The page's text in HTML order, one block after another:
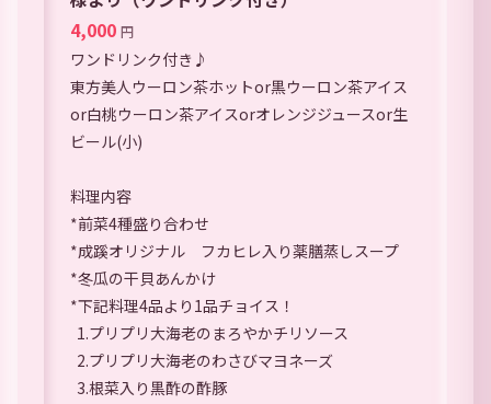
4,000 円
ワンドリンク付き♪
東方美人ウーロン茶ホットor黒ウーロン茶アイス
or白桃ウーロン茶アイスorオレンジジュースor生
ビール(小)
料理内容
*前菜4種盛り合わせ
*成蹊オリジナル フカヒレ入り薬膳蒸しスープ
*冬瓜の干貝あんかけ
*下記料理4品より1品チョイス！
1.プリプリ大海老のまろやかチリソース
2.プリプリ大海老のわさびマヨネーズ
3.根菜入り黒酢の酢豚